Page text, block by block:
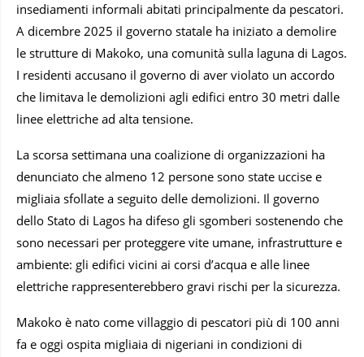
insediamenti informali abitati principalmente da pescatori.
A dicembre 2025 il governo statale ha iniziato a demolire
le strutture di Makoko, una comunità sulla laguna di Lagos.
I residenti accusano il governo di aver violato un accordo
che limitava le demolizioni agli edifici entro 30 metri dalle
linee elettriche ad alta tensione.
La scorsa settimana una coalizione di organizzazioni ha
denunciato che almeno 12 persone sono state uccise e
migliaia sfollate a seguito delle demolizioni. Il governo
dello Stato di Lagos ha difeso gli sgomberi sostenendo che
sono necessari per proteggere vite umane, infrastrutture e
ambiente: gli edifici vicini ai corsi d’acqua e alle linee
elettriche rappresenterebbero gravi rischi per la sicurezza.
Makoko è nato come villaggio di pescatori più di 100 anni
fa e oggi ospita migliaia di nigeriani in condizioni di